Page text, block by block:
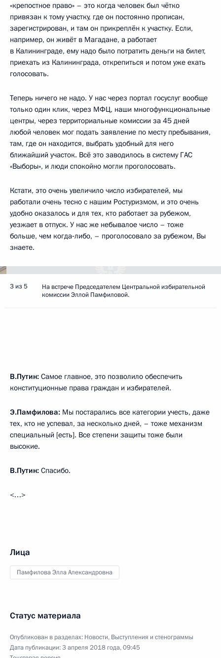
«крепостное право» – это когда человек был чётко
привязан к тому участку, где он постоянно прописан,
зарегистрирован, и там он прикреплён к участку. Если,
например, он живёт в Магадане, а работает
в Калининграде, ему надо было потратить деньги на билет,
приехать из Калининграда, открепиться и потом уже ехать
голосовать.
Теперь ничего не надо. У нас через портал госуслуг вообще
только один клик, через МФЦ, наши многофункциональные
центры, через территориальные комиссии за 45 дней
любой человек мог подать заявление по месту пребывания,
там, где он находится, выбрать удобный для него
ближайший участок. Всё это заводилось в систему ГАС
«Выборы», и люди спокойно могли проголосовать.
Кстати, это очень увеличило число избирателей, мы
работали очень тесно с нашим Ростуризмом, и это очень
удобно оказалось и для тех, кто работает за рубежом,
уезжает в отпуск. У нас же небывалое число – тоже
больше, чем когда‑либо, – проголосовало за рубежом, Вы
знаете.
3 из 5
На встрече Председателем Центральной избирательной
комиссии Эллой Памфиловой.
В.Путин: Самое главное, это позволило обеспечить
конституционные права граждан и избирателей.
Э.Памфилова: Мы постарались все категории учесть, даже
тех, кто не успевал, за несколько дней, – тоже механизм
специальный [есть]. Все степени защиты тоже были
высокие.
В.Путин: Спасибо.
<…>
Лица
Памфилова Элла Александровна
Статус материала
Опубликован в разделах: Новости, Выступления и стенограммы
Дата публикации:3 апреля 2018 года, 09:45